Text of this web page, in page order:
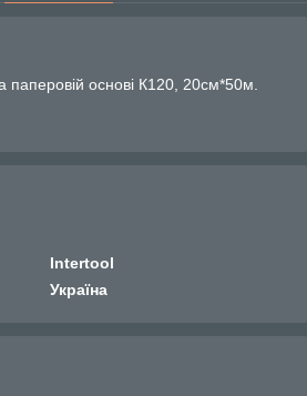
основі К120, 20см*50м.
Intertool
Україна